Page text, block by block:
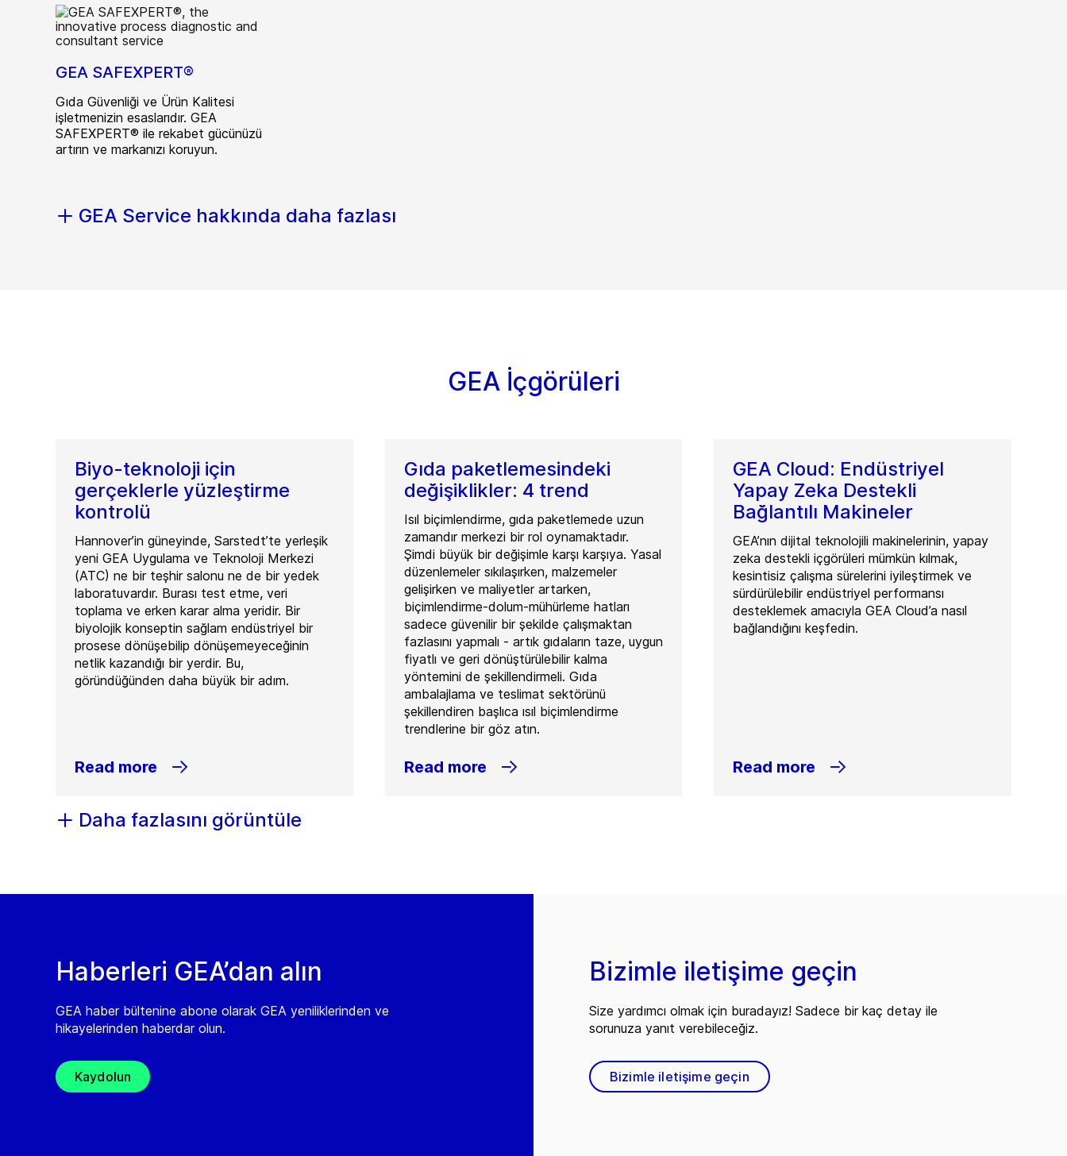
GEA SAFEXPERT®
Gıda Güvenliği ve Ürün Kalitesi
işletmenizin esaslarıdır. GEA
SAFEXPERT® ile rekabet gücünüzü
artırın ve markanızı koruyun.
GEA Service hakkında daha fazlası
GEA İçgörüleri
Biyo-teknoloji için
gerçeklerle yüzleştirme
kontrolü
Hannover’in güneyinde, Sarstedt’te yerleşik
yeni GEA Uygulama ve Teknoloji Merkezi
(ATC) ne bir teşhir salonu ne de bir yedek
laboratuvardır. Burası test etme, veri
toplama ve erken karar alma yeridir. Bir
biyolojik konseptin sağlam endüstriyel bir
prosese dönüşebilip dönüşemeyeceğinin
netlik kazandığı bir yerdir. Bu,
göründüğünden daha büyük bir adım.
Read more
Gıda paketlemesindeki
değişiklikler: 4 trend
Isıl biçimlendirme, gıda paketlemede uzun
zamandır merkezi bir rol oynamaktadır.
Şimdi büyük bir değişimle karşı karşıya. Yasal
düzenlemeler sıkılaşırken, malzemeler
gelişirken ve maliyetler artarken,
biçimlendirme-dolum-mühürleme hatları
sadece güvenilir bir şekilde çalışmaktan
fazlasını yapmalı - artık gıdaların taze, uygun
fiyatlı ve geri dönüştürülebilir kalma
yöntemini de şekillendirmeli. Gıda
ambalajlama ve teslimat sektörünü
şekillendiren başlıca ısıl biçimlendirme
trendlerine bir göz atın.
Read more
GEA Cloud: Endüstriyel
Yapay Zeka Destekli
Bağlantılı Makineler
GEA’nın dijital teknolojili makinelerinin, yapay
zeka destekli içgörüleri mümkün kılmak,
kesintisiz çalışma sürelerini iyileştirmek ve
sürdürülebilir endüstriyel performansı
desteklemek amacıyla GEA Cloud’a nasıl
bağlandığını keşfedin.
Read more
Daha fazlasını görüntüle
Haberleri GEA’dan alın
GEA haber bültenine abone olarak GEA yeniliklerinden ve
hikayelerinden haberdar olun.
Kaydolun
Bizimle iletişime geçin
Size yardımcı olmak için buradayız! Sadece bir kaç detay ile
sorunuza yanıt verebileceğiz.
Bizimle iletişime geçin